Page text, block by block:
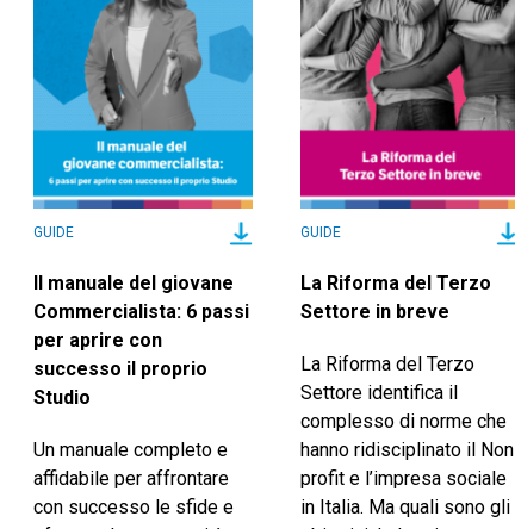
GUIDE
Il manuale del giovane
Commercialista: 6 passi
per aprire con
successo il proprio
Studio
Un manuale completo e
affidabile per affrontare
con successo le sfide e
GUIDE
La Riforma del Terzo
Settore in breve
La Riforma del Terzo
Settore identifica il
complesso di norme che
hanno ridisciplinato il Non
profit e l’impresa sociale
in Italia. Ma quali sono gli